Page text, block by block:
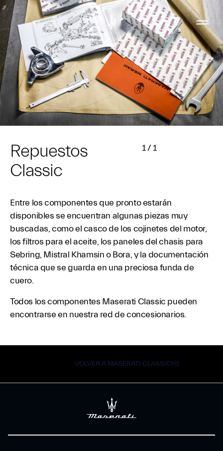
Repuestos
Classic
1/1
Entre los componentes que pronto estarán
disponibles se encuentran algunas piezas muy
buscadas, como el casco de los cojinetes del motor,
los filtros para el aceite, los paneles del chasis para
Sebring, Mistral Khamsin o Bora, y la documentación
técnica que se guarda en una preciosa funda de
cuero.
Todos los componentes Maserati Classic pueden
encontrarse en nuestra red de concesionarios.
VOLVER A MASERATI CLASSICHE